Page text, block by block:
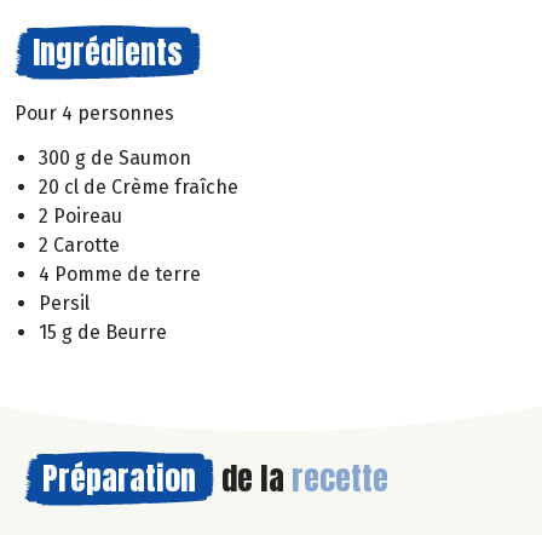
Ingrédients
Pour 4 personnes
300 g de Saumon
20 cl de Crème fraîche
2 Poireau
2 Carotte
4 Pomme de terre
Persil
15 g de Beurre
Préparation de la recette